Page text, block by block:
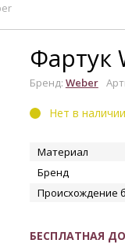
Фартук
Бренд: Weber
Нет в наличии
Материал
Бренд
Происхождение
БЕСПЛАТНАЯ